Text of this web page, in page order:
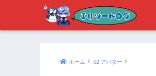
ホーム 02.アバター